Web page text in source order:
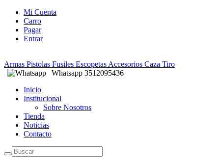
Mi Cuenta
Carro
Pagar
Entrar
Armas Pistolas Fusiles Escopetas Accesorios Caza Tiro
Whatsapp 3512095436
Inicio
Institucional
Sobre Nosotros
Tienda
Noticias
Contacto